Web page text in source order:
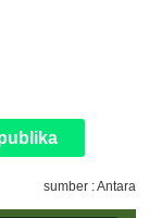
sumber : Antara